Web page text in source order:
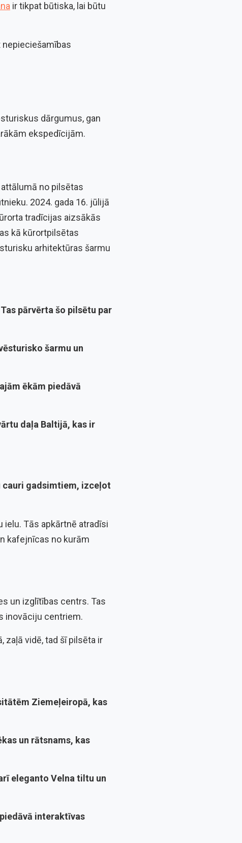
ir tikpat būtiska, lai būtu
dārgumus, gan
ekspedīcijām.
no pilsētas
2024. gada 16. jūlijā
tradīcijas aizsākās
kā kūrortpilsētas
arhitektūras šarmu
pārvērta šo pilsētu par
šarmu un
ēkām piedāvā
daļa Baltijā, kas ir
cauri gadsimtiem, izceļot
ielu. Tās apkārtnē atradīsi
kafejnīcas no kurām
un izglītības centrs. Tas
inovāciju centriem.
zaļā vidē, tad šī pilsēta ir
Ziemeļeiropā, kas
un rātsnams, kas
eleganto Velna tiltu un
interaktīvas